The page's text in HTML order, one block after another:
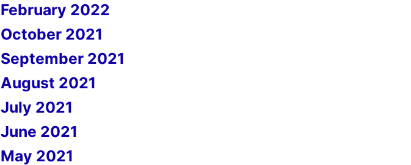
February 2022
October 2021
September 2021
August 2021
July 2021
June 2021
May 2021